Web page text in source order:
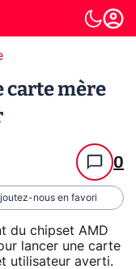
carte mère
0
nous en favori
du chipset AMD
lancer une carte
utilisateur averti.